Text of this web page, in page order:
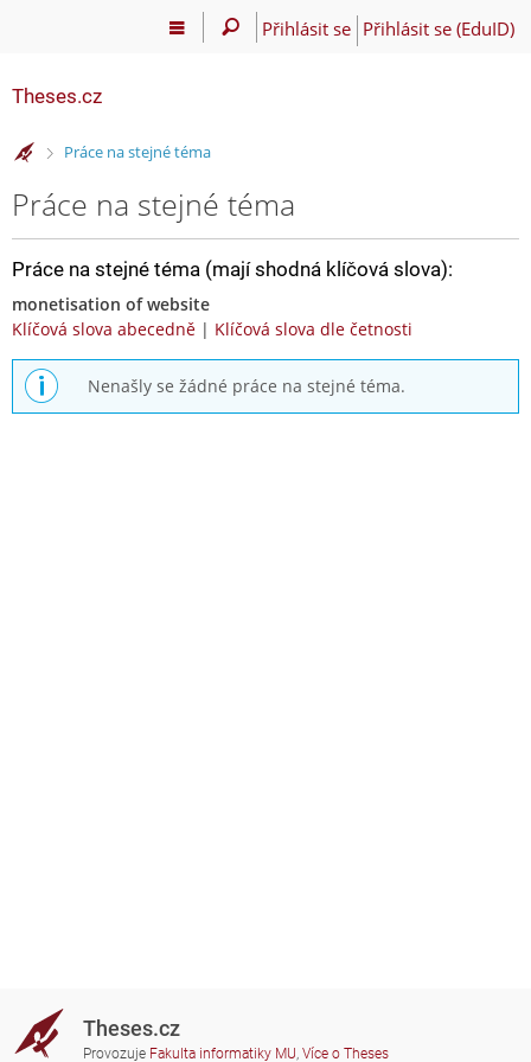
Přihlásit se Přihlásit se (EduID)
Theses.cz
>Práce na stejné téma
Práce na stejné téma
Práce na stejné téma (mají shodná klíčová slova):
monetisation of website
Klíčová slova abecedně | Klíčová slova dle četnosti
Nenašly se žádné práce na stejné téma.
Theses.cz
Provozuje Fakulta informatiky MU, Více o Theses